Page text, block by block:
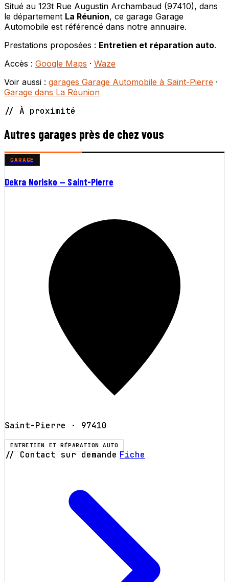
Situé au 123t Rue Augustin Archambaud (97410), dans
le département La Réunion, ce garage Garage
Automobile est référencé dans notre annuaire.
Prestations proposées : Entretien et réparation auto.
Accès : Google Maps · Waze
Voir aussi : garages Garage Automobile à Saint-Pierre ·
Garage dans La Réunion
// À proximité
Autres garages près de chez vous
GARAGE
Dekra Norisko — Saint-Pierre
Saint-Pierre · 97410
ENTRETIEN ET RÉPARATION AUTO
// Contact sur demande Fiche